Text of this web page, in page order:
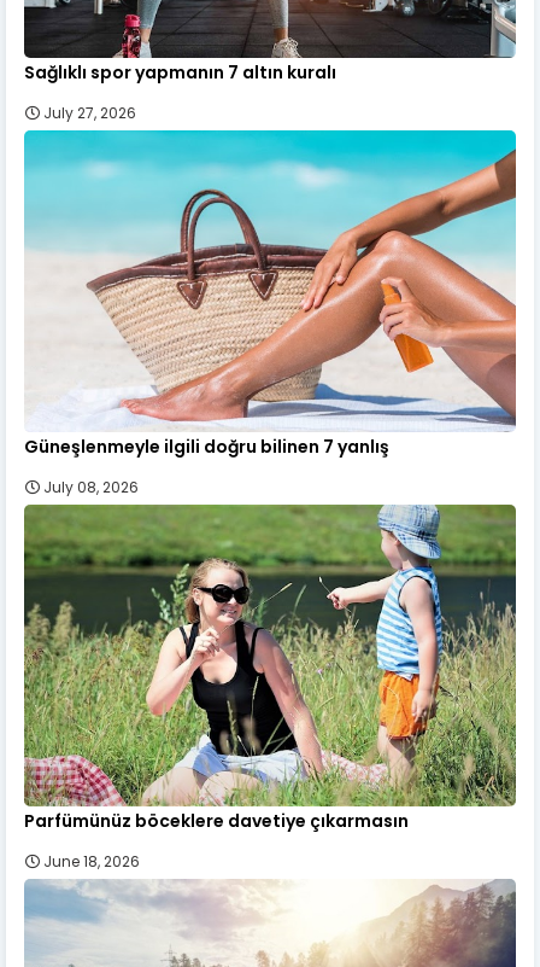
Sağlıklı spor yapmanın 7 altın kuralı
July 27, 2026
Güneşlenmeyle ilgili doğru bilinen 7 yanlış
July 08, 2026
Parfümünüz böceklere davetiye çıkarmasın
June 18, 2026